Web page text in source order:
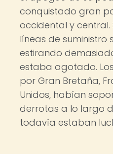
conquistado gran
occidental y central.
líneas de suministro
estirando
estaba agotado.
por Gran Bretaña,
Unidos, habían
derrotas a lo largo
todavía estaban